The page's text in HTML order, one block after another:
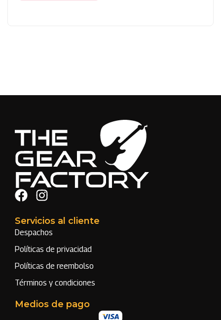
Servicios al cliente
Despachos
Políticas de privacidad
Políticas de reembolso
Términos y condiciones
Medios de pago